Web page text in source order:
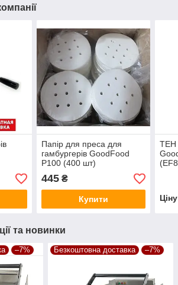
Папір для преса для
гамбургерів GoodFood
P100 (400 шт)
445₴
Купити
ТЕН
та новинки
–7% Безкоштовна доставка –7%